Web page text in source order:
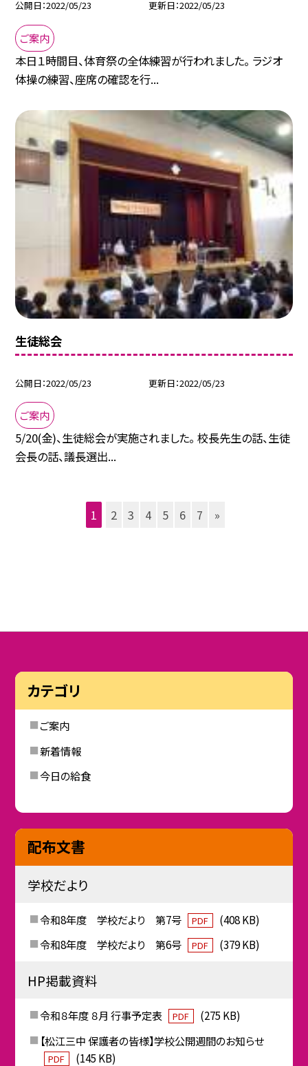
公開日 2022/05/23 更新日 2022/05/23
ご案内
本日１時間目、体育祭の全体練習が行われました。 ラジオ
体操の練習、座席の確認を行...
生徒総会
公開日 2022/05/23 更新日 2022/05/23
ご案内
5/20(金)、生徒総会が実施されました。 校長先生の話、生徒
会長の話、議長選出...
1 2 3 4 5 6 7 »
カテゴリ
ご案内
新着情報
今日の給食
配布文書
学校だより
令和8年度 学校だより 第7号 PDF
(408 KB)
令和8年度 学校だより 第6号
PDF (379 KB)
HP掲載資料
令和８年度 ８月 行事予定表 PDF
(275 KB)
【松江三中 保護者の皆様】学校公開週間のお知らせ
PDF
(145 KB)